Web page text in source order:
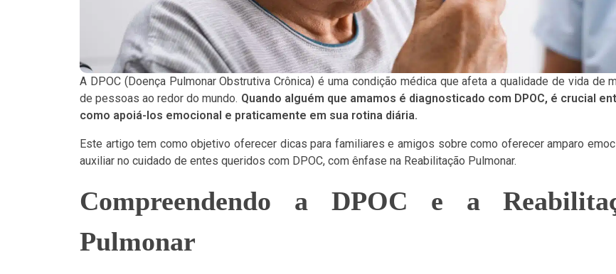
A DPOC (Doença Pulmonar Obstrutiva Crônica) é uma condição médica que afeta a qualidade de vida de
de pessoas ao redor do mundo. Quando alguém que amamos é diagnosticado com DPOC, é crucial
como apoiá-los emocional e praticamente em sua rotina diária.
Este artigo tem como objetivo oferecer dicas para familiares e amigos sobre como oferecer amparo
auxiliar no cuidado de entes queridos com DPOC, com ênfase na Reabilitação Pulmonar.
Compreendendo a DPOC e a
Pulmonar